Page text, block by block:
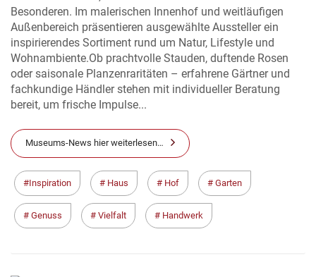
Besonderen. Im malerischen Innenhof und weitläufigen
Außenbereich präsentieren ausgewählte Aussteller ein
inspirierendes Sortiment rund um Natur, Lifestyle und
Wohnambiente.Ob prachtvolle Stauden, duftende Rosen
oder saisonale Planzenraritäten – erfahrene Gärtner und
fachkundige Händler stehen mit individueller Beratung
bereit, um frische Impulse...
Museums-News hier weiterlesen…
Inspiration Haus Hof Garten
Genuss Vielfalt Handwerk